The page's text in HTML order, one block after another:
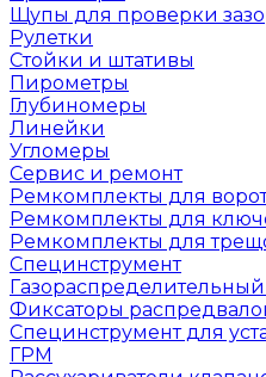
Щупы для проверки
Рулетки
Стойки и штативы
Пирометры
Глубиномеры
Линейки
Угломеры
Сервис и ремонт
Ремкомплекты для
Ремкомплекты для
Ремкомплекты для
Специнструмент
Фиксаторы
Специнструмент для
ГРМ